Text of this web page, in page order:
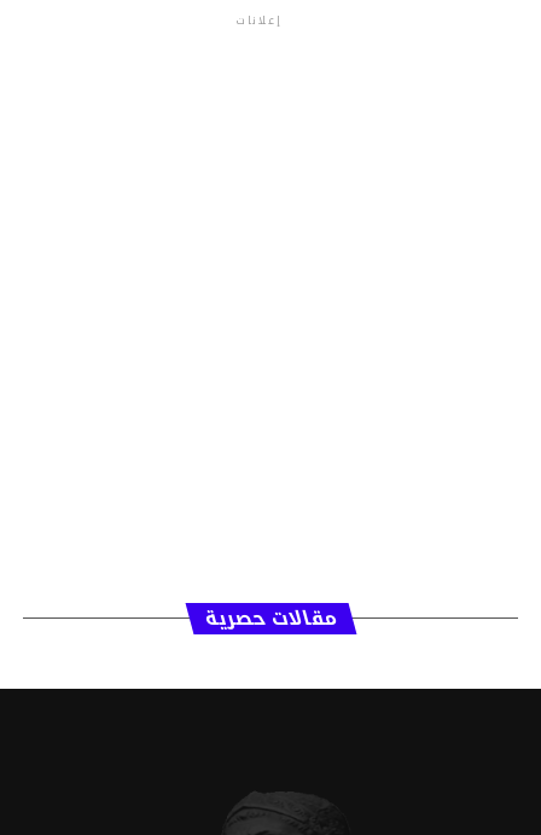
إعلانات
مقالات حصرية